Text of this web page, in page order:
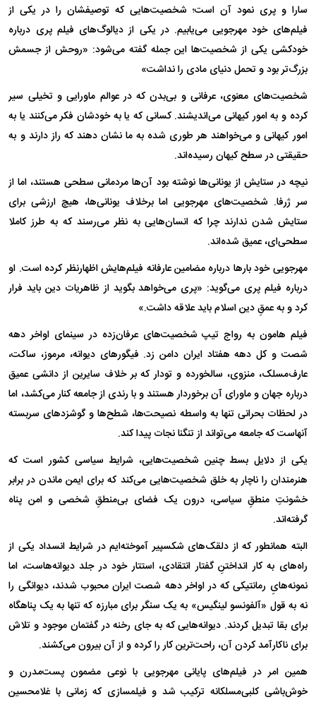
سارا و پری نمود آن است؛ شخصیت‌هایی که توصیفشان را در یکی از
فیلم‌های خود مهرجویی می‌یابیم. در یکی از دیالوگ‌های فیلم پری درباره
خودکشی یکی از شخصیت‌ها این جمله گفته می‌شود: «روحش از جسمش
بزرگ‌تر بود و تحمل دنیای مادی را نداشت»
شخصیت‌های معنوی، عرفانی و بی‌بدن که در عوالم ماورایی و تخیلی سیر
کرده و به امور کیهانی می‌اندیشند. کسانی که یا به خودشان فکر می‌کنند یا به
امور کیهانی و می‌خواهند هر طوری شده به ما نشان دهند که راز دارند و به
حقیقتی در سطح کیهان رسیده‌اند.
نیچه در ستایش از یونانی‌ها نوشته بود آن‌ها مردمانی سطحی هستند، اما از
سر ژرفا. شخصیت‌های مهرجویی اما برخلاف یونانی‌ها، هیچ ارزشی برای
ستایش شدن ندارند چرا که انسان‌هایی به نظر می‌رسند که به طرز کاملا
سطحی‌ای، عمیق شده‌اند.
مهرجویی خود بار‌ها درباره مضامین عارفانه فیلم‌هایش اظهارنظر کرده است. او
درباره فیلم پری می‌گوید: «پری می‌خواهد بگوید از ظاهریات دین باید فرار
کرد و به عمقِ دین اسلام باید علاقه داشت.»
فیلم هامون به رواج تیپ شخصیت‌های عرفان‌زده در سینمای اواخر دهه
شصت و کل دهه هفتاد ایران دامن زد. فیگور‌های دیوانه، مرموز، ساکت،
عارف‌مسلک، منزوی، سالخورده و تودار که بر خلاف سایرین از دانشی عمیق
درباره جهان و ماورای آن برخوردار هستند و با رندی از جامعه کنار می‌کشد، اما
در لحظات بحرانی تنها به واسطه نصیحت‌ها، شطح‌ها و گوشزد‌های سربسته
آنهاست که جامعه می‌تواند از تنگنا نجات پیدا کند.
یکی از دلایل بسط چنین شخصیت‌هایی، شرایط سیاسی کشور است که
هنرمندان را ناچار به خلق شخصیت‌هایی می‌کند که برای ایمن ماندن در برابر
خشونتِ منطقِ سیاسی، درون یک فضای بی‌منطقِ شخصی و امن پناه
گرفته‌اند.
البته همانطور که از دلقک‌های شکسپیر آموخته‌ایم در شرایط انسداد یکی از
راه‌های به کار انداختنِ گفتار انتقادی، استتار خود در جلد دیوانه‌هاست، اما
نمونه‌هایِ رمانتیکی که در اواخر دهه شصت ایران محبوب شدند، دیوانگی را
نه به قول «آلفونسو لینگیس» به یک سنگر برای مبارزه که تنها به یک پناهگاه
برای بقا تبدیل کردند. دیوانه‌هایی که به جای رخنه در گفتمان موجود و تلاش
برای ناکارآمد کردن آن، راحت‌ترین کار را کرده و از آن بیرون می‌کشند.
همین امر در فیلم‌های پایانی مهرجویی با نوعی مضمون پست‌مدرن و
خوش‌باشی کلبی‌مسلکانه ترکیب شد و فیلمسازی که زمانی با غلامحسین